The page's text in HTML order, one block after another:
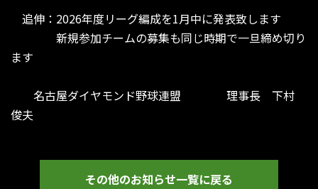
追伸：2026年度リーグ編成を1月中に発表致します
新規参加チームの募集も同じ時期で一旦締め切り
ます
名古屋ダイヤモンド野球連盟 理事長 下村
俊夫
その他のお知らせ一覧に戻る